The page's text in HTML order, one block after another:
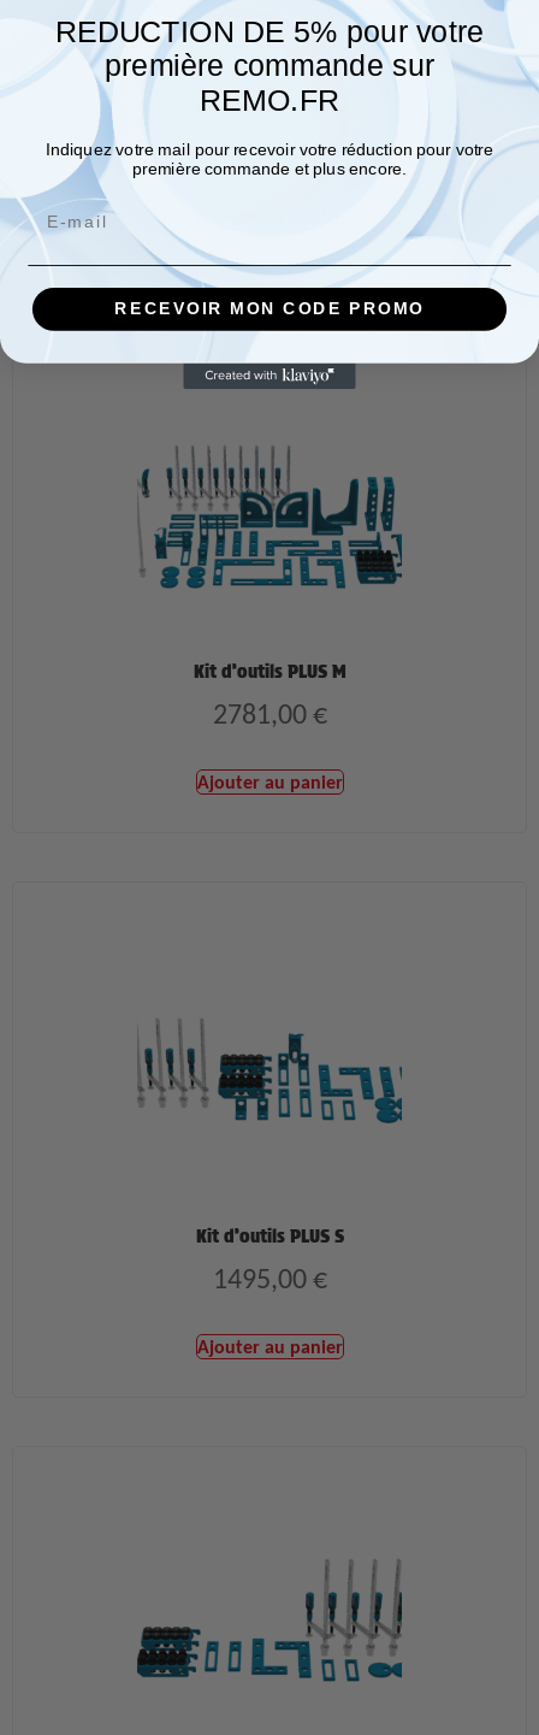
Kit d’outils PLUS L
4410,00€
Kit d’outils PLUS M
2781,00€
Ajouter au panier
Kit d’outils PLUS S
1495,00€
Ajouter au panier
REDUCTION DE 5% pour votre
première commande sur
REMO.FR
Indiquez votre mail pour recevoir votre réduction pour votre
première commande et plus encore.
Email
RECEVOIR MON CODE PROMO